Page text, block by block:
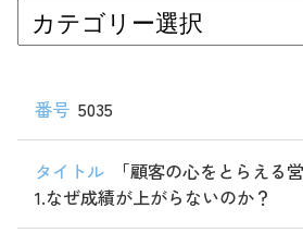
5035
「顧客の心をとらえる
1.なぜ成績が上がらないのか？